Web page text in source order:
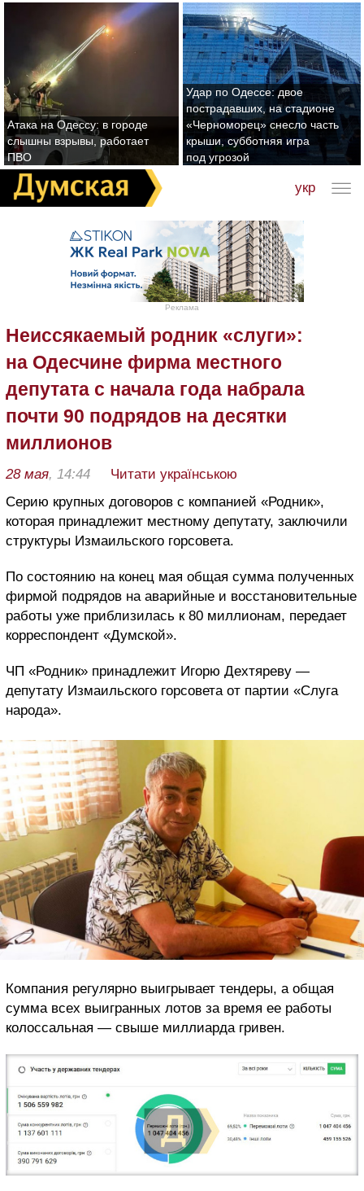
Атака на Одессу: в городе
слышны взрывы, работает
ПВО
Удар по Одессе: двое
пострадавших, на стадионе
«Черноморец» снесло часть
крыши, субботняя игра
под угрозой
укр
Реклама
Неиссякаемый родник «слуги»:
на Одесчине фирма местного
депутата с начала года набрала
почти 90 подрядов на десятки
миллионов
28 мая, 14:44
Читати українською
Серию крупных договоров с компанией «Родник»,
которая принадлежит местному депутату, заключили
структуры Измаильского горсовета.
По состоянию на конец мая общая сумма полученных
фирмой подрядов на аварийные и восстановительные
работы уже приблизилась к 80 миллионам, передает
корреспондент «Думской».
ЧП «Родник» принадлежит Игорю Дехтяреву —
депутату Измаильского горсовета от партии «Слуга
народа».
Компания регулярно выигрывает тендеры, а общая
сумма всех выигранных лотов за время ее работы
колоссальная — свыше миллиарда гривен.